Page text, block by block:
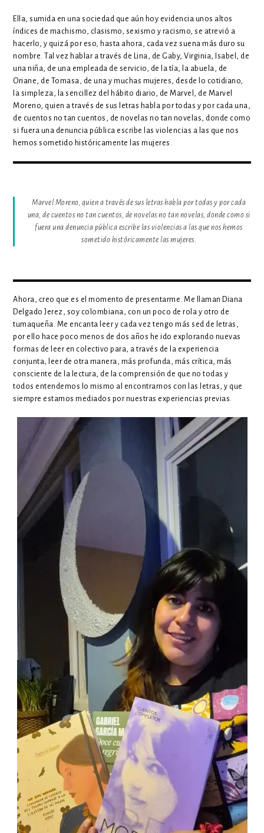
Ella, sumida en una sociedad que aún hoy evidencia unos altos
índices de machismo, clasismo, sexismo y racismo, se atrevió a
hacerlo, y quizá por eso, hasta ahora, cada vez suena más duro su
nombre. Tal vez hablar a través de Lina, de Gaby, Virginia, Isabel, de
una niña, de una empleada de servicio, de la tía, la abuela, de
Oriane, de Tomasa, de una y muchas mujeres, desde lo cotidiano,
la simpleza, la sencillez del hábito diario, de Marvel, de Marvel
Moreno, quien a través de sus letras habla por todas y por cada una,
de cuentos no tan cuentos, de novelas no tan novelas, donde como
si fuera una denuncia pública escribe las violencias a las que nos
hemos sometido históricamente las mujeres.
Marvel Moreno, quien a través de sus letras habla por todas y por cada
una, de cuentos no tan cuentos, de novelas no tan novelas, donde como si
fuera una denuncia pública escribe las violencias a las que nos hemos
sometido históricamente las mujeres.
Ahora, creo que es el momento de presentarme. Me llaman Diana
Delgado Jerez, soy colombiana, con un poco de rola y otro de
tumaqueña. Me encanta leer y cada vez tengo más sed de letras,
por ello hace poco menos de dos años he ido explorando nuevas
formas de leer en colectivo para, a través de la experiencia
conjunta, leer de otra manera, más profunda, más crítica, más
consciente de la lectura, de la comprensión de que no todas y
todos entendemos lo mismo al encontrarnos con las letras, y que
siempre estamos mediados por nuestras experiencias previas.